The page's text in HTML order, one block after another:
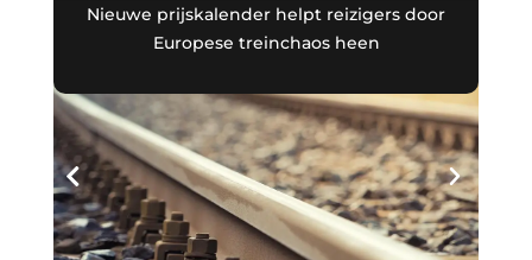
Nieuwe prijskalender helpt reizigers door
Europese treinchaos heen